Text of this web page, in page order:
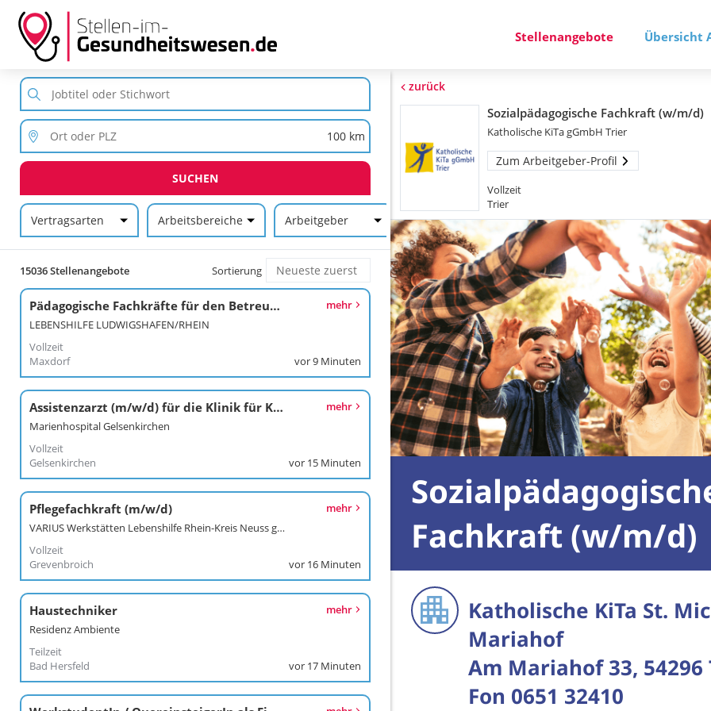
Stellenangebote Übersicht
SUCHEN
Vertragsarten Arbeitsbereiche Arbeitgeber
15036 Stellenangebote Sortierung
Pädagogische Fachkräfte für den Betreuungsdienst (m/w/d) - Maxdorf
LEBENSHILFE LUDWIGSHAFEN/RHEIN
Vollzeit
Maxdorf
mehr
vor 9 Minuten
Assistenzarzt (m/w/d) für die Klinik für Kardiologie
Marienhospital Gelsenkirchen
Vollzeit
Gelsenkirchen
mehr
vor 15 Minuten
Pflegefachkraft (m/w/d)
VARIUS Werkstätten Lebenshilfe Rhein-Kreis Neuss gGmbH
Vollzeit
Grevenbroich
mehr
vor 16 Minuten
Haustechniker
Residenz Ambiente
Teilzeit
Bad Hersfeld
mehr
vor 17 Minuten
zurück
Sozialpädagogische Fachkraft (w/m/d)
Katholische KiTa gGmbH Trier
Zum Arbeitgeber-Profil
Vollzeit
Trier